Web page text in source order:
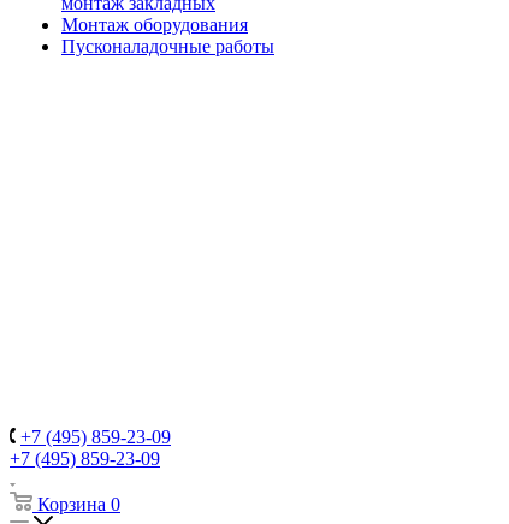
Монтаж оборудования
Пусконаладочные работы
+7 (495) 859-23-09
+7 (495) 859-23-09
Корзина 0